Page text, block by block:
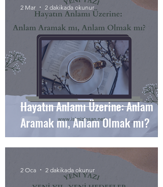
Hayatın Anlamı Üzerine: Anlam
Aramak mı, Anlam Olmak mı?
2 Mar 2 dakikada okunur
2 Oca 2 dakikada okunur